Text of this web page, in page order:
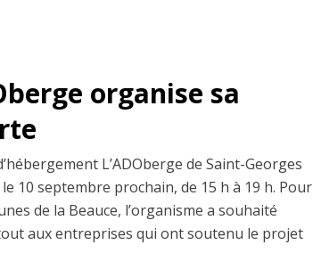
organise sa
L’ADOberge de Saint-Georges
10 septembre prochain, de 15 h à 19 h. Pour
de la Beauce, l’organisme a souhaité
aux entreprises qui ont soutenu le projet